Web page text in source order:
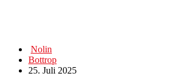
Nolin
Bottrop
25. Juli 2025